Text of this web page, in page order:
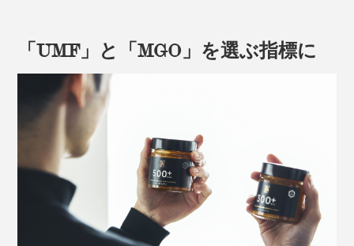
マヌカの木は、先住民マオリ族の間で「復活の木」と呼ばれ、古くからケガや病
気の万能薬として用いられてきた
『トゥルーハニー』の養蜂家の重要な仕事のひとつが、
「UMF」と「MGO」を選ぶ指標に